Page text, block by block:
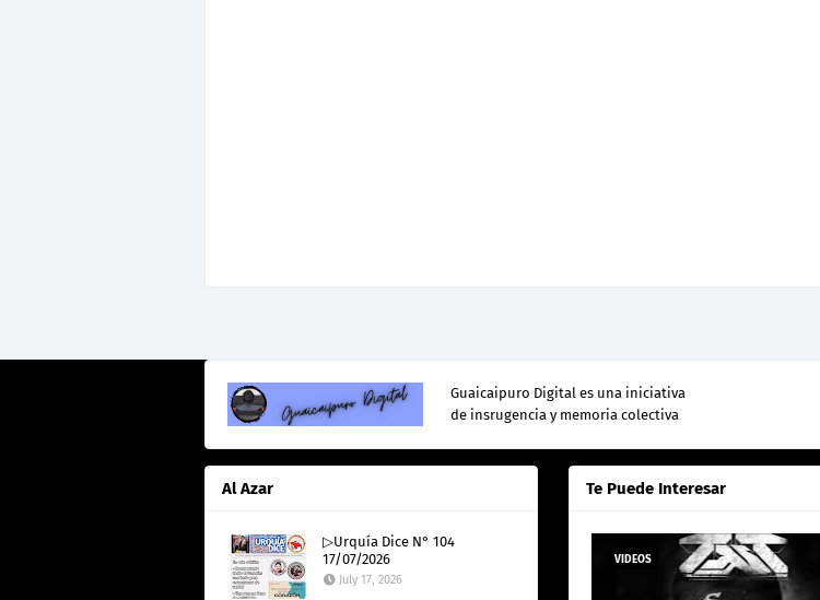
Guaicaipuro Digital es una iniciativa
de insrugencia y memoria colectiva
Al Azar
▷Urquía Dice N° 104
17/07/2026
July 17, 2026
Te Puede Interesar
VIDEOS